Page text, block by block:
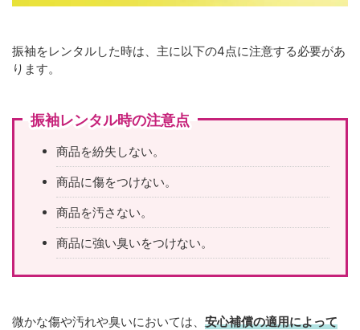
振袖をレンタルした時は、主に以下の4点に注意する必要があ
ります。
振袖レンタル時の注意点
商品を紛失しない。
商品に傷をつけない。
商品を汚さない。
商品に強い臭いをつけない。
微かな傷や汚れや臭いにおいては、 安心補償の適用によって